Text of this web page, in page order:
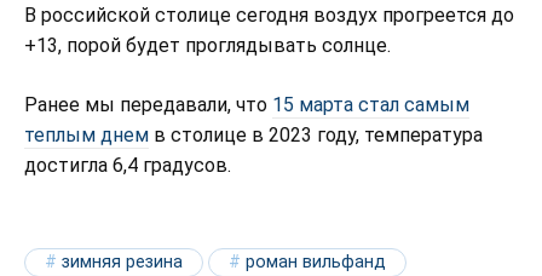
В российской столице сегодня воздух прогреется до
+13, порой будет проглядывать солнце.
Ранее мы передавали, что 15 марта стал самым
теплым днем в столице в 2023 году, температура
достигла 6,4 градусов.
зимняя резина
роман вильфанд